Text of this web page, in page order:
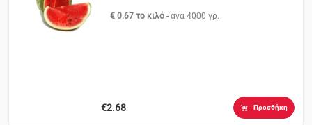
€ 0.67 το κιλό - ανά4000 γρ.
€2.68 Προσθήκη